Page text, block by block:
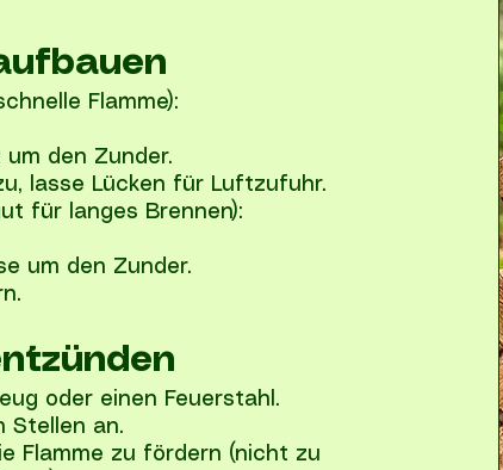
Flamme):
den Zunder.
lasse Lücken für Luftzufuhr.
für langes Brennen):
um den Zunder.
oder einen Feuerstahl.
Stellen an.
Flamme zu fördern (nicht zu